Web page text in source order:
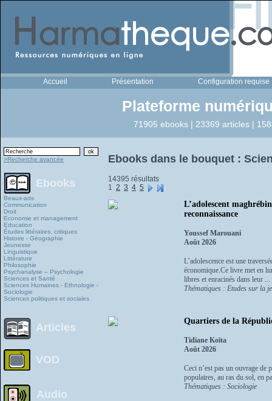
Accueil Présentation Configuration requise
Plateforme
71905 ebooks | 23369 articles |
>Recherche avancée
Ebooks
Beaux-arts
Communication
Droit
Economie et management
Education
Études littéraires, critiques
Histoire - Géographie
Jeunesse
Linguistique
Littérature
Philosophie
Psychanalyse – Psychologie
Sciences et Santé
Sciences Humaines - Ethnologie -
Sociologie
Sciences politiques et sociales
Articles
VOD
Audio
Ebooks dans le bouquet :
14395 résultats
1 2 3 4 5
L’adolescent
reconnaissance
Youssef Marouani
Août 2026
L’adolescence est une
économique.Ce livre met en
libres et enracinés dans leur ...
Thématiques : Etudes sur la
Quartiers de la
Tidiane Koïta
Août 2026
Ceci n’est pas un ouvrage de
populaires, au ras du sol, en
Thématiques : Sociologie